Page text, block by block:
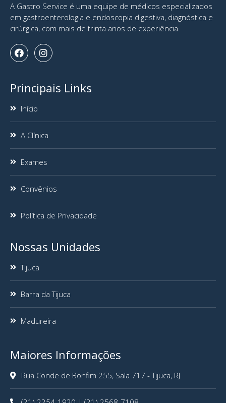
A Gastro Service é uma equipe de médicos especializados
em gastroenterologia e endoscopia digestiva, diagnóstica e
cirúrgica, com mais de trinta anos de experiência.
Principais Links
Início
A Clínica
Exames
Convênios
Política de Privacidade
Nossas Unidades
Tijuca
Barra da Tijuca
Madureira
Maiores Informações
Rua Conde de Bonfim 255, Sala 717 - Tijuca, RJ